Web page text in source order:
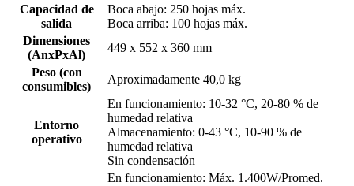
Capacidad de
salida
Boca abajo: 250 hojas máx.
Boca arriba: 100 hojas máx.
Dimensiones
(AnxPxAl)
449 x 552 x 360 mm
Peso (con
consumibles)
Aproximadamente 40,0 kg
Entorno
operativo
En funcionamiento: 10-32 °C, 20-80 % de
humedad relativa
Almacenamiento: 0-43 °C, 10-90 % de
humedad relativa
Sin condensación
En funcionamiento: Máx. 1.400W/Promed.